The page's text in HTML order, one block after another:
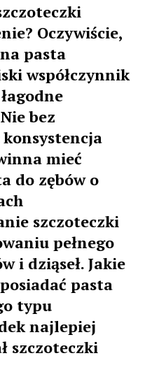
Oczywiście,
pasta
współczynnik
bez
mieć
do zębów o
szczoteczki
pełnego
i dziąseł. Jakie
pasta
typu
najlepiej
szczoteczki